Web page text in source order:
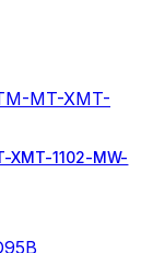
XMT-1102-MW-